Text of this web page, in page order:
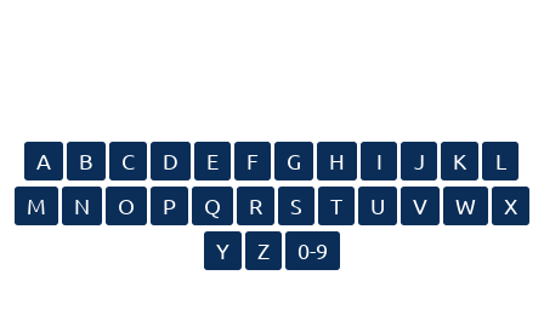
A B C D E F G H I J K
L
M
N O P Q R S T U V W
X
Y
Z 0-9